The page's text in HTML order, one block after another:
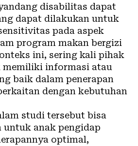
disabilitas dapat
dapat dilakukan untuk
pada aspek
program makan bergizi
ini, sering kali pihak
memiliki informasi atau
baik dalam penerapan
dengan kebutuhan
studi tersebut bisa
untuk anak pengidap
optimal,